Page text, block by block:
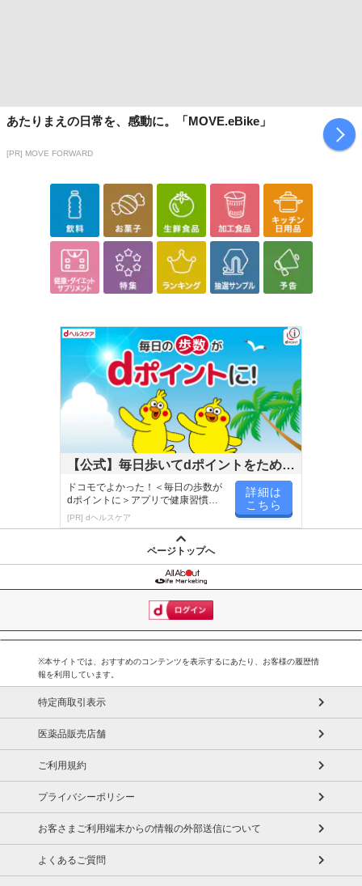
あたりまえの日常を、感動に。「MOVE.eBike」
[PR] MOVE FORWARD
【公式】毎日歩いてdポイントをためよ
う！
ドコモでよかった！＜毎日の歩数が
dポイントに＞アプリで健康習慣が
楽しく続く！
[PR] dヘルスケア
詳細は
こちら
ページトップへ
※本サイトでは、おすすめのコンテンツを表示するにあたり、お客様の履歴情
報を利用しています。
特定商取引表示
医薬品販売店舗
ご利用規約
プライバシーポリシー
お客さまご利用端末からの情報の外部送信について
よくあるご質問